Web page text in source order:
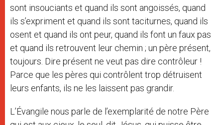
sont insouciants et quand ils sont angoissés, quand
ils s’expriment et quand ils sont taciturnes, quand ils
osent et quand ils ont peur, quand ils font un faux pas
et quand ils retrouvent leur chemin ; un père présent,
toujours. Dire présent ne veut pas dire contrôleur !
Parce que les pères qui contrôlent trop détruisent
leurs enfants, ils ne les laissent pas grandir.
L’Évangile nous parle de l’exemplarité de notre Père